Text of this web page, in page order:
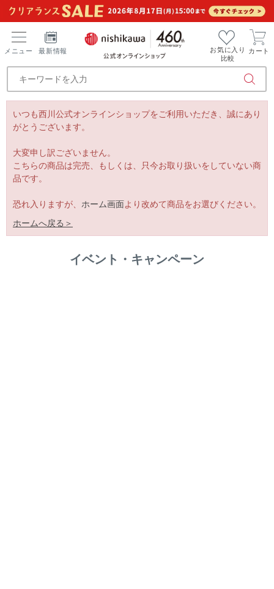
メニュー 最新情報
お気に入り
比較
カート
いつも西川公式オンラインショップをご利用いただき、誠にあり
がとうございます。
大変申し訳ございません。
こちらの商品は完売、もしくは、只今お取り扱いをしていない商
品です。
恐れ入りますが、 ホーム画面より改めて商品をお選びください。
ホームへ戻る＞
イベント・キャンペーン